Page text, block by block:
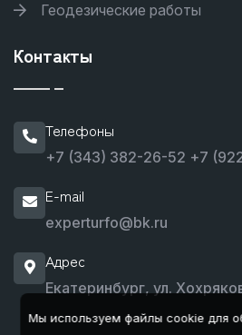
Геодезические работы
Контакты
Телефоны
+7 (343) 382-26-52 +7
E-mail
experturfo@bk.ru
Адрес
Екатеринбург, ул.
Мы используем файлы cookie для